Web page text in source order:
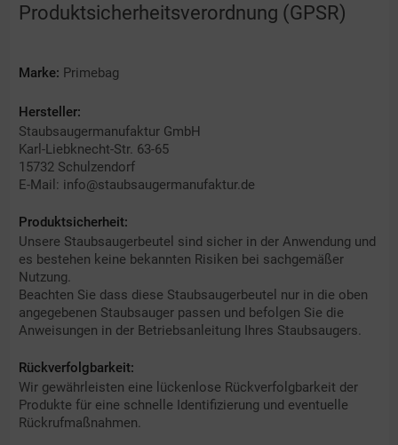
Produktsicherheitsverordnung (GPSR)
Marke: Primebag
Hersteller:
Staubsaugermanufaktur GmbH
Karl-Liebknecht-Str. 63-65
15732 Schulzendorf
E-Mail: info@staubsaugermanufaktur.de
Produktsicherheit:
Unsere Staubsaugerbeutel sind sicher in der Anwendung und
es bestehen keine bekannten Risiken bei sachgemäßer
Nutzung.
Beachten Sie dass diese Staubsaugerbeutel nur in die oben
angegebenen Staubsauger passen und befolgen Sie die
Anweisungen in der Betriebsanleitung Ihres Staubsaugers.
Rückverfolgbarkeit:
Wir gewährleisten eine lückenlose Rückverfolgbarkeit der
Produkte für eine schnelle Identifizierung und eventuelle
Rückrufmaßnahmen.